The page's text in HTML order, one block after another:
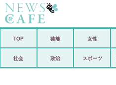
TOP 芸能 女性
社会 政治 スポーツ